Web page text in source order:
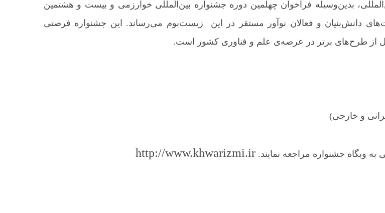
بدین‌وسیله فراخوان چهلمین دوره جشنواره بین‌المللی خوارزمی و بیست و هشتمین
دانش‌بنیان و فعالان نوآور مستقر در این زیست‌بوم می‌رساند. این جشنواره فرصتی
از طرح‌های برتر در عرصه‌ی علم و فناوری کشور است.
و خارجی)
وبگاه جشنواره مراجعه نمایند. http://www.khwarizmi.ir